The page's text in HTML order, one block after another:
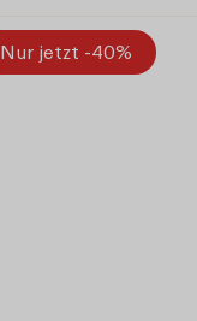
Nur jetzt -40%